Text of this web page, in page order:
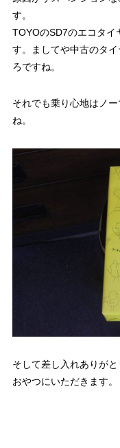
す。
TOYOのSD7のエコタイ
す。ましてや中古のタ
ろですね。
それでも乗り心地はノ
ね。
そして差し入れありがと
おやつにいただきます。